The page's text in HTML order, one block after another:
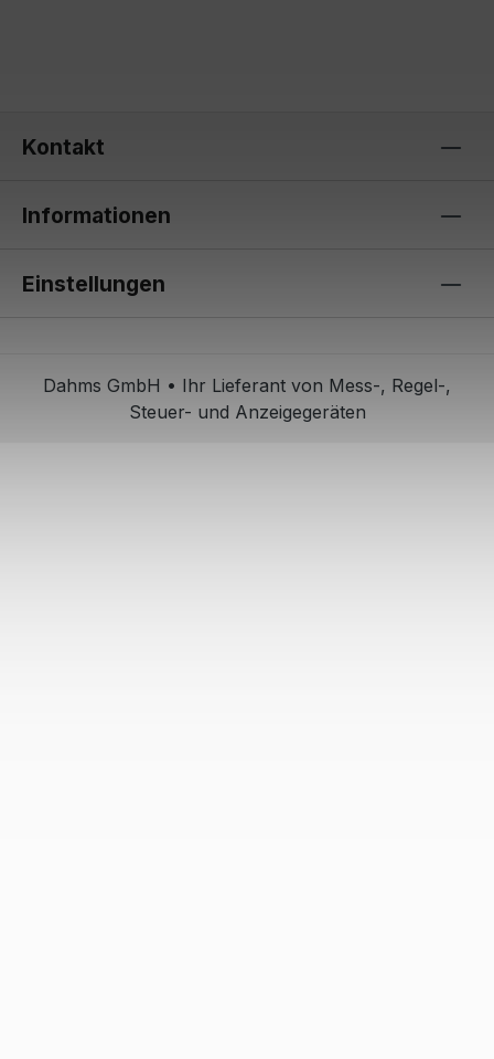
Kontakt
Informationen
Einstellungen
Dahms GmbH • Ihr Lieferant von Mess-, Regel-,
Steuer- und Anzeigegeräten